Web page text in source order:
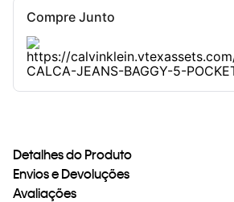
Compre Junto
Detalhes do Produto
Envios e Devoluções
Avaliações